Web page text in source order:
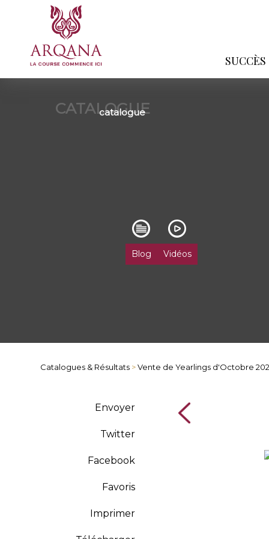
SUCCÈS
CATALOGUE
catalogue
Blog Vidéos
Catalogues & Résultats >Vente de Yearlings d'Octobre
Envoyer
Twitter
Facebook
Favoris
Imprimer